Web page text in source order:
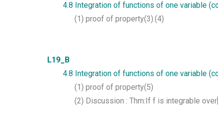
4.8 Integration of functions of one variable
(1) proof of property(3).(4)
L19_B
4.8 Integration of functions of one variable
(1) proof of property(5)
(2) Discussion : Thm:If f is integrable